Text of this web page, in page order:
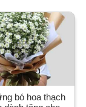
bó hoa thạch